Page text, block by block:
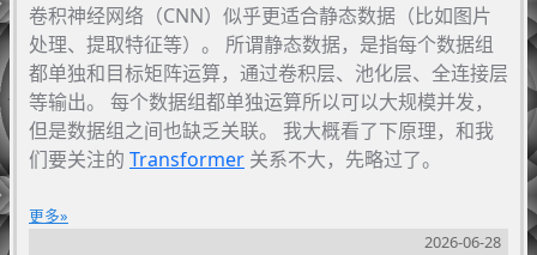
卷积神经网络（CNN）似乎更适合静态数据（比如图片
处理、提取特征等）。 所谓静态数据，是指每个数据组
都单独和目标矩阵运算，通过卷积层、池化层、全连接层
等输出。 每个数据组都单独运算所以可以大规模并发，
但是数据组之间也缺乏关联。 我大概看了下原理，和我
们要关注的 Transformer关系不大，先略过了。
更多
2026-06-28